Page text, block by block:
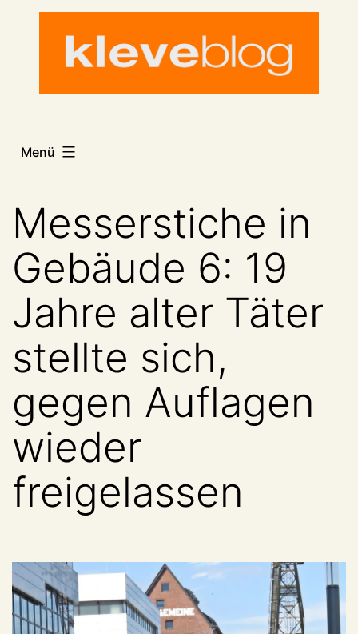
Menü
Messerstiche in
Gebäude 6: 19
Jahre alter Täter
stellte sich,
gegen Auflagen
wieder
freigelassen